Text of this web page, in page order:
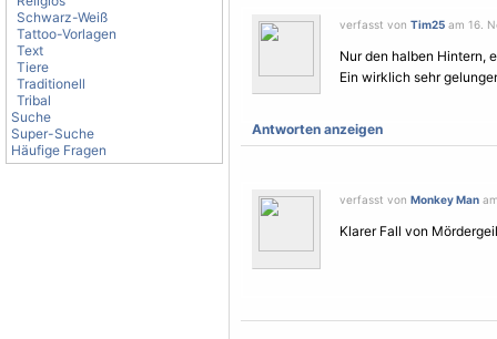
Schwarz-Weiß
Tattoo-Vorlagen
Text
Tiere
Traditionell
Tribal
Suche
Super-Suche
Häufige Fragen
verfasst von Tim25 am 16.
Nur den halben Hintern,
Ein wirklich sehr
Antworten anzeigen
verfasst von Monkey Man
Klarer Fall von